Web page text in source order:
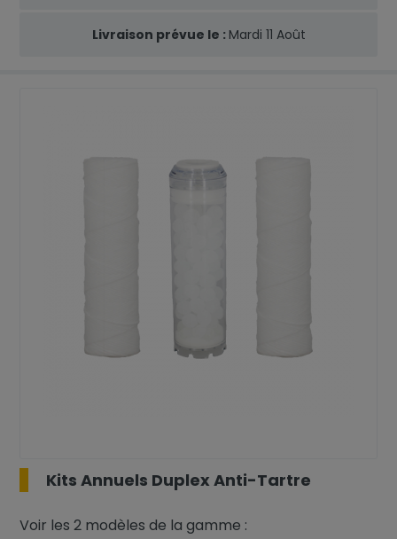
Livraison prévue le : Mardi 11 Août
Kits Annuels Duplex Anti-Tartre
Voir les 2 modèles de la gamme :